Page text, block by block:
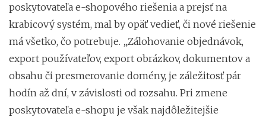
poskytovateľa e-shopového riešenia a prejsť na
krabicový systém, mal by opäť vedieť, či nové riešenie
má všetko, čo potrebuje. „Zálohovanie objednávok,
export používateľov, export obrázkov, dokumentov a
obsahu či presmerovanie domény, je záležitosť pár
hodín až dní, v závislosti od rozsahu. Pri zmene
poskytovateľa e-shopu je však najdôležitejšie